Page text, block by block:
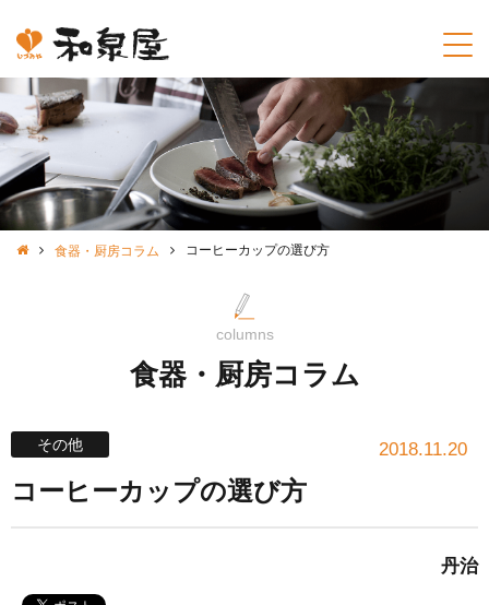
食器・厨房コラム コーヒーカップの選び方
columns
食器・厨房コラム
その他 2018.11.20
コーヒーカップの選び方
丹治